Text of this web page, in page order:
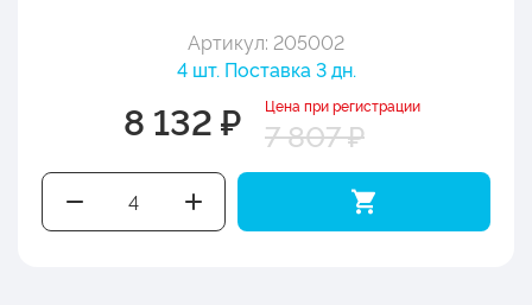
Артикул: 205002
4 шт. Поставка 3 дн.
8 132 ₽ Цена при регистрации
7 807 ₽